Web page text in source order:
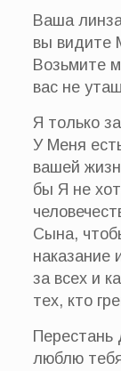
Ваша
вы видите
Возьмите
вас не
Я только
У Меня
вашей
бы Я не
Сына,
наказание
за всех и
тех, кто
Перестань
люблю